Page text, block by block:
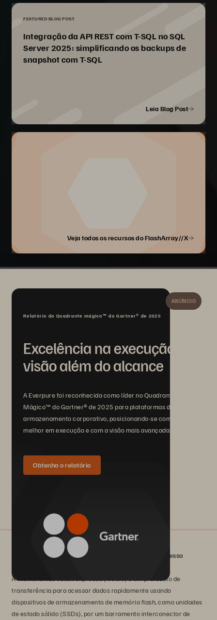
FEATURED BLOG POST
Integração da API REST com T-SQL no SQL
Server 2025: simplificando os backups de
snapshot com T-SQL
Leia Blog Post
Veja todos os recursos do FlashArray//X
ANÚNCIO
Relatório do Quadrante mágico™ do Gartner® de 2025
Excelência na execução,
visão além do alcance
A Everpure foi reconhecida como líder no Quadrante
Mágico™ do Gartner® de 2025 para plataformas de
armazenamento corporativo, posicionando-se como a
melhor em execução e com a visão mais avançada.
Obtenha o relatório
O que é armazenamento de memória não volátil expressa
A memória não volátil expressa (NVMe) é um protocolo de
transferência para acessar dados rapidamente usando
dispositivos de armazenamento de memória flash, como unidades
de estado sólido (SSDs), por um barramento interconector de